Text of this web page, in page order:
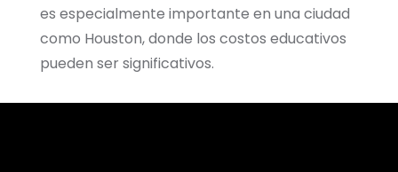
es especialmente importante en una ciudad
como Houston, donde los costos educativos
pueden ser significativos.